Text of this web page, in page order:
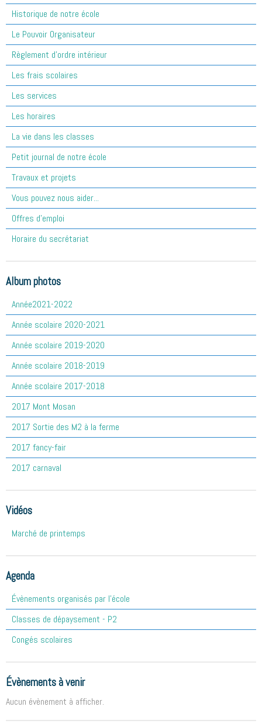
Historique de notre école
Le Pouvoir Organisateur
Règlement d'ordre intérieur
Les frais scolaires
Les services
Les horaires
La vie dans les classes
Petit journal de notre école
Travaux et projets
Vous pouvez nous aider...
Offres d'emploi
Horaire du secrétariat
Album photos
Année2021-2022
Année scolaire 2020-2021
Année scolaire 2019-2020
Année scolaire 2018-2019
Année scolaire 2017-2018
2017 Mont Mosan
2017 Sortie des M2 à la ferme
2017 fancy-fair
2017 carnaval
Vidéos
Marché de printemps
Agenda
Évènements organisés par l'école
Classes de dépaysement - P2
Congés scolaires
Évènements à venir
Aucun évènement à afficher.